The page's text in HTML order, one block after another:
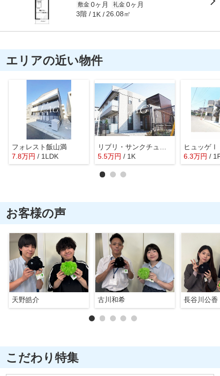
敷金 0ヶ月 礼金 0ヶ月
3階 1K 26.08㎡
エリアの近い物件
フォレスト飯山満
7.8万円 / 1LDK
5.5万円 / 1K
ヒュッゲⅠ
6.3万円 /
お客様の声
天野皓介 古川和希 長谷川公香
こだわり特集